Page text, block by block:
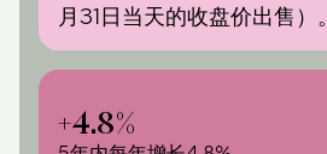
月31日当天的收盘价出售）。
+4.8%